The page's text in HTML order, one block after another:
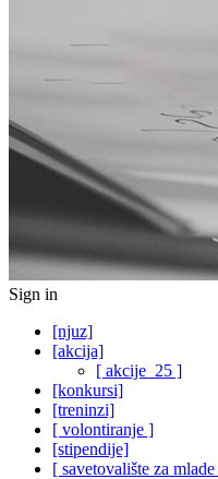
Sign in
[njuz]
[akcija]
[ akcije_25 ]
[konkursi]
[treninzi]
[ volontiranje ]
[stipendije]
[ savetovalište za